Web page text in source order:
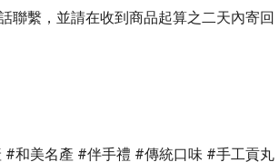
繫，並請在收到商品起算之二天內寄回
和美名產 #伴手禮 #傳統口味 #手工貢